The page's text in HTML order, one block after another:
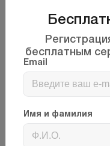
Стало
Было
Стало
бесплатным
Email
Имя и фамилия